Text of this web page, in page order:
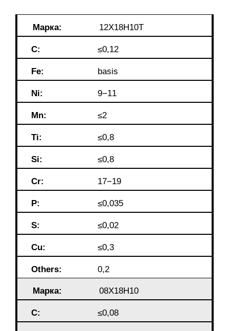
Марка: 12Х18Н10Т
C: ≤0,12
Fe: basis
Ni: 9−11
Mn: ≤2
Ti: ≤0,8
Si: ≤0,8
Cr: 17−19
P: ≤0,035
S: ≤0,02
Cu: ≤0,3
Others: 0,2
Марка: 08Х18Н10
C: ≤0,08